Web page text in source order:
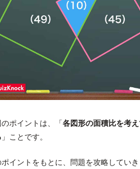
のポイントは、「各図形の面積比を考
」ことです。
ポイントをもとに、問題を攻略していき